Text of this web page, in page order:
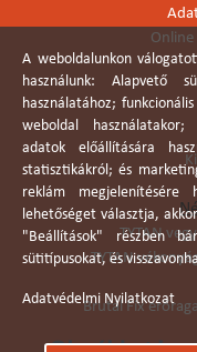
TYTAN
TYTAN
Brutál Fix
A weboldalunkon
használunk: Alapvető
használatához;
weboldal használatakor;
adatok előállítására
statisztikákról; és
reklám megjelenítésére
lehetőséget választja,
"Beállítások" részben
sütitípusokat, és
Adatvédelmi Nyilatkozat